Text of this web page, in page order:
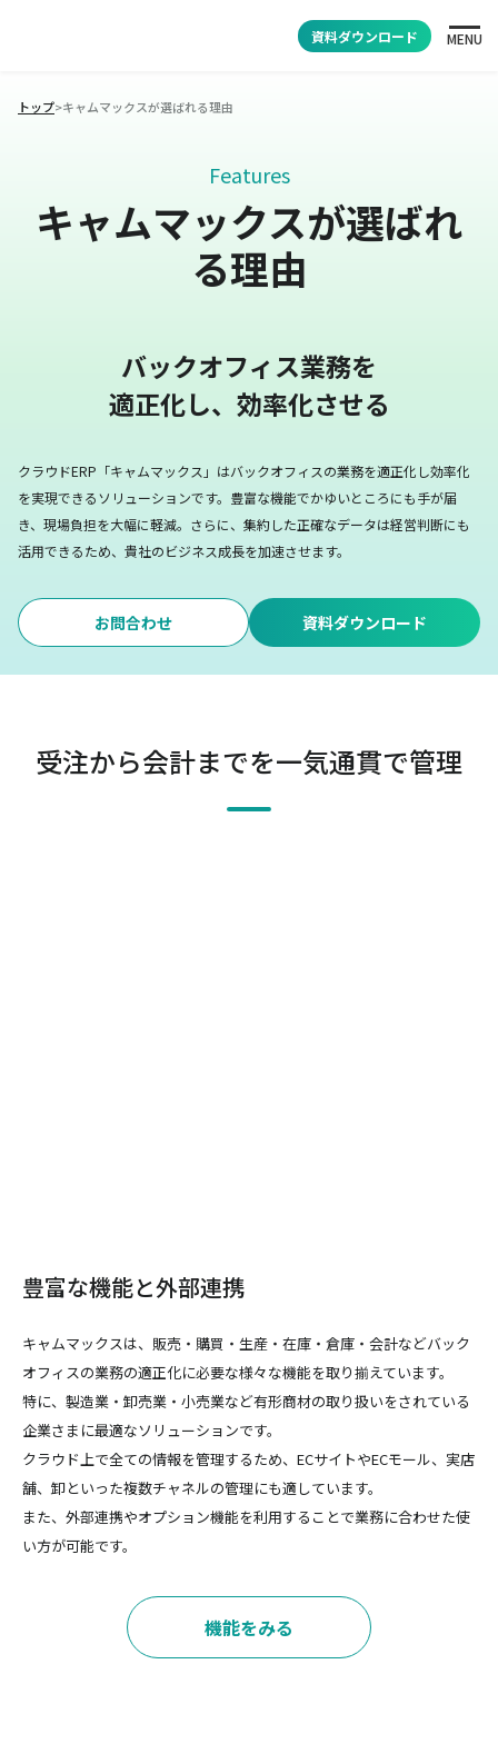
資料ダウンロード MENU
トップ>キャムマックスが選ばれる理由
Features
キャムマックスが選ばれ
る理由
バックオフィス業務を
適正化し、効率化させる
クラウドERP「キャムマックス」はバックオフィスの業務を適正化し効率化
を実現できるソリューションです。 豊富な機能でかゆいところにも手が届
き、現場負担を大幅に軽減。 さらに、集約した正確なデータは経営判断にも
活用できるため、貴社のビジネス成長を加速させます。
お問合わせ 資料ダウンロード
受注から会計までを一気通貫で管理
豊富な機能と外部連携
キャムマックスは、販売・購買・生産・在庫・倉庫・会計などバック
オフィスの業務の適正化に必要な様々な機能を取り揃えています。
特に、製造業・卸売業・小売業など有形商材の取り扱いをされている
企業さまに最適なソリューションです。
クラウド上で全ての情報を管理するため、ECサイトやECモール、実店
舗、卸といった複数チャネルの管理にも適しています。
また、外部連携やオプション機能を利用することで業務に合わせた使
い方が可能です。
機能をみる